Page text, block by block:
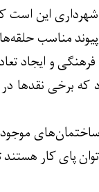
شهرداری این
مناسب
و ایجاد
برخی نقدها
پای کار